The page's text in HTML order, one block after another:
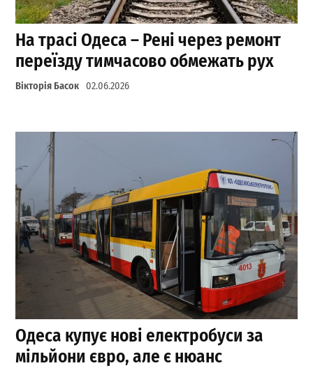
На трасі Одеса – Рені через ремонт
переїзду тимчасово обмежать рух
Вікторія Басок 02.06.2026
Одеса купує нові електробуси за
мільйони євро, але є нюанс